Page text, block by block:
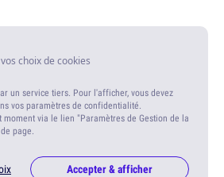
choix de cookies
un service tiers. Pour l'afficher, vous devez
vos paramètres de confidentialité.
moment via le lien "Paramètres de Gestion de la
page.
Accepter & afficher